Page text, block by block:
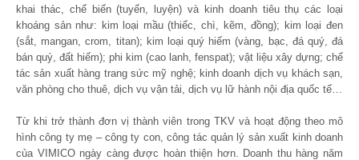
khai thác, chế biến (tuyển, luyện) và kinh doanh tiêu thụ các loại
khoáng sản như: kim loại mầu (thiếc, chì, kẽm, đồng); kim loại đen
(sắt, mangan, crom, titan); kim loại quý hiếm (vàng, bạc, đá quý, đá
bán quý, đất hiếm); phi kim (cao lanh, fenspat); vật liệu xây dựng; chế
tác sản xuất hàng trang sức mỹ nghệ; kinh doanh dịch vụ khách sạn,
văn phòng cho thuê, dịch vụ vận tải, dịch vụ lữ hành nội địa quốc tế…
Từ khi trở thành đơn vị thành viên trong TKV và hoạt động theo mô
hình công ty mẹ – công ty con, công tác quản lý sản xuất kinh doanh
của VIMICO ngày càng được hoàn thiện hơn. Doanh thu hàng năm